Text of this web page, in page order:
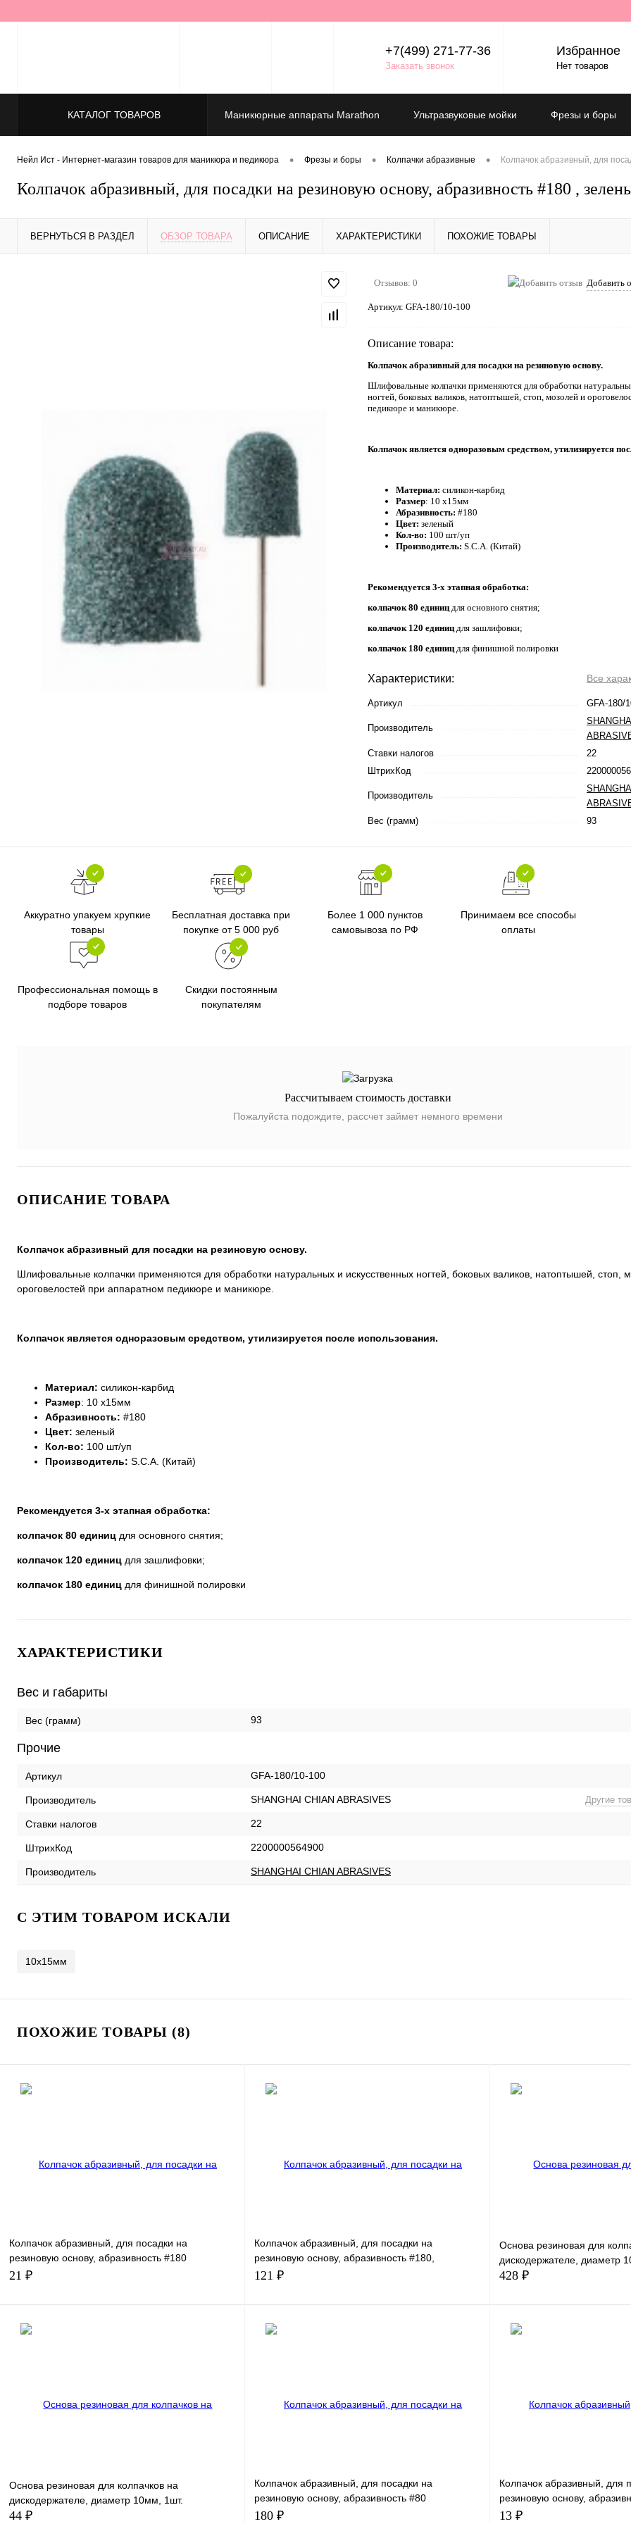
+7(499) 271-77-36
Заказать звонок
Избранное
Нет товаров
КАТАЛОГ ТОВАРОВ Маникюрные аппараты Marathon Ультразвуковые мойки Фрезы и боры
Нейл Ист - Интернет-магазин товаров для маникюра и педикюра • Фрезы и боры • Колпачки абразивные • Колпачок абразивный, для
Колпачок абразивный, для посадки на резиновую основу, абразивность #180 ,
ВЕРНУТЬСЯ В РАЗДЕЛ ОБЗОР ТОВАРА ОПИСАНИЕ ХАРАКТЕРИСТИКИ ПОХОЖИЕ ТОВАРЫ
Отзывов: 0 Добавить
Артикул: GFA-180/10-100
Описание товара:
Колпачок абразивный для посадки на резиновую основу.
Шлифовальные колпачки применяются для обработки
ногтей, боковых валиков, натоптышей, стоп, мозолей и
педикюре и маникюре.
Колпачок является одноразовым средством, утилизируется
Материал: силикон-карбид
Размер: 10 х15мм
Абразивность: #180
Цвет: зеленый
Кол-во: 100 шт/уп
Производитель: S.C.A. (Китай)
Рекомендуется 3-х этапная обработка:
колпачок 80 единицдля основного снятия;
колпачок 120 единицдля зашлифовки;
колпачок 180 единицдля финишной полировки
Характеристики: Все
Артикул GFA-180/
Производитель
Ставки налогов
22
ШтрихКод
Производитель
Вес (грамм)
93
Аккуратно упакуем хрупкие
товары
Бесплатная доставка при
покупке от 5 000 руб
Более 1 000 пунктов
самовывоза по РФ
Принимаем все способы
оплаты
Профессиональная помощь в
подборе товаров
Скидки постоянным
покупателям
Рассчитываем стоимость доставки
Пожалуйста подождите, рассчет займет немного времени
ОПИСАНИЕ ТОВАРА
Колпачок абразивный для посадки на резиновую основу.
Шлифовальные колпачки применяются для обработки натуральных и искусственных ногтей, боковых валиков, натоптышей, стоп,
ороговелостей при аппаратном педикюре и маникюре.
Колпачок является одноразовым средством, утилизируется после использования.
Материал: силикон-карбид
Размер: 10 х15мм
Абразивность: #180
Цвет: зеленый
Кол-во: 100 шт/уп
Производитель: S.C.A. (Китай)
Рекомендуется 3-х этапная обработка:
колпачок 80 единиц для основного снятия;
колпачок 120 единиц для зашлифовки;
колпачок 180 единиц для финишной полировки
ХАРАКТЕРИСТИКИ
Вес и габариты
Вес (грамм) 93
Прочие
Артикул GFA-180/10-100
Производитель SHANGHAI CHIAN ABRASIVES Другие
Ставки налогов 22
ШтрихКод 2200000564900
Производитель SHANGHAI CHIAN ABRASIVES
C ЭТИМ ТОВАРОМ ИСКАЛИ
10х15мм
ПОХОЖИЕ ТОВАРЫ (8)
Колпачок абразивный, для посадки на
резиновую основу, абразивность #180
,коричневый, 1шт.
21 ₽
Колпачок абразивный, для посадки на
резиновую основу, абразивность #180,
коричневый, 10шт.
121 ₽
Основа резиновая для
дискодержателе, диаметр
428 ₽
Основа резиновая для колпачков на
дискодержателе, диаметр 10мм, 1шт.
44 ₽
Колпачок абразивный, для посадки на
резиновую основу, абразивность #80
,коричневый, 10шт.
180 ₽
Колпачок абразивный, для
резиновую основу,
коричневый, 1шт.
13 ₽